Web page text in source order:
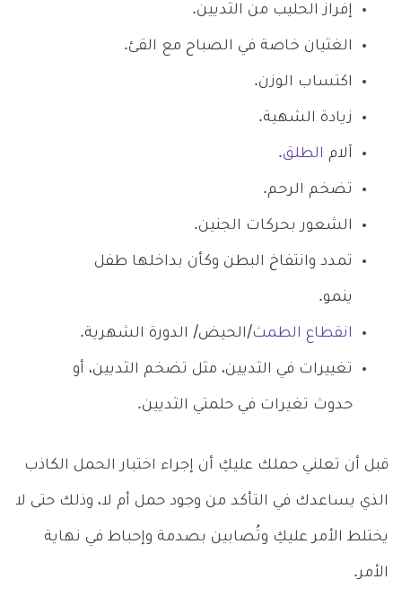
إفراز الحليب من الثديين.
الغثيان خاصة في الصباح مع القئ.
اكتساب الوزن.
زيادة الشهية.
آلام الطلق.
تضخم الرحم.
الشعور بحركات الجنين.
تمدد وانتفاخ البطن وكأن بداخلها طفل
ينمو.
انقطاع الطمث/الحيض/ الدورة الشهرية.
تغييرات في الثديين، مثل تضخم الثديين، أو
حدوث تغيرات في حلمتي الثديين.
قبل أن تعلني حملك عليكِ أن إجراء اختبار الحمل الكاذب
الذي يساعدك في التأكد من وجود حمل أم لا، وذلك حتى لا
يختلط الأمر عليكِ وتُصابين بصدمة وإحباط في نهاية
الأمر.